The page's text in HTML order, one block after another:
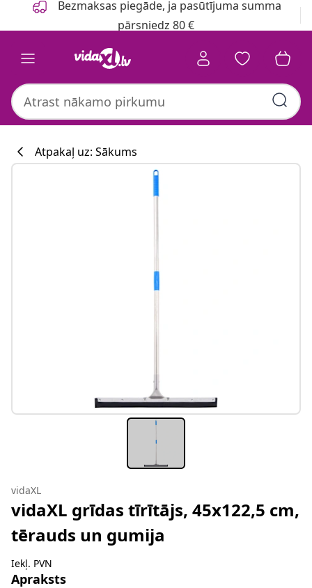
Bezmaksas piegāde, ja pasūtījuma summa
pārsniedz 80 €
Atpakaļ uz: Sākums
vidaXL
vidaXL grīdas tīrītājs, 45x122,5 cm,
tērauds un gumija
Iekļ. PVN
Apraksts